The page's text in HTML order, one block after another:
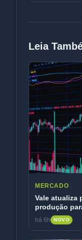
Leia
MERCADO
Vale atualiza
produção
há 6h NOVO